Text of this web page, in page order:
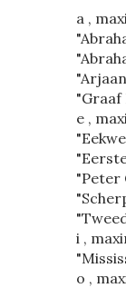
a ,
"Graaf
e ,
"Peter
i ,
o ,